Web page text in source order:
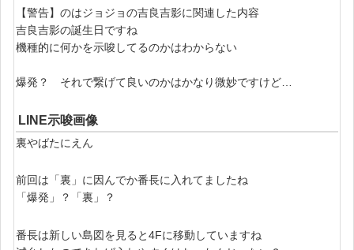
【警告】のはジョジョの吉良吉影に関連した内容
吉良吉影の誕生日ですね
機種的に何かを示唆してるのかはわからない
爆発？ それで繋げて良いのかはかなり微妙ですけど…
LINE示唆画像
裏やばたにえん
前回は「裏」に因んでか番長に入れてましたね
「爆発」？「裏」？
番長は新しい島図を見ると4Fに移動していますね